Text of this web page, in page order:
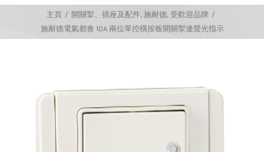
for:
主頁 / 開關掣、插座及配件, 施耐德, 受歡迎品牌 /
施耐德電氣都會 10A 兩位單控橫按板開關掣連螢光指示